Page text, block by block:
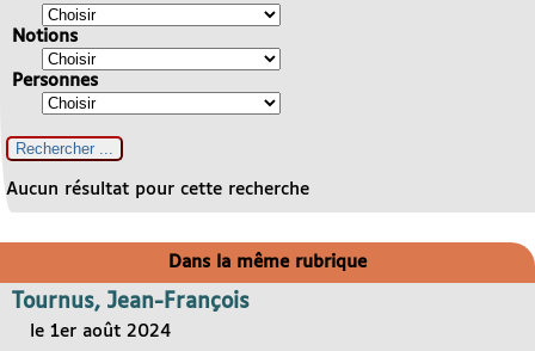
Notions
Personnes
Aucun résultat pour cette recherche
Dans la même rubrique
Tournus, Jean-François
le 1er août 2024